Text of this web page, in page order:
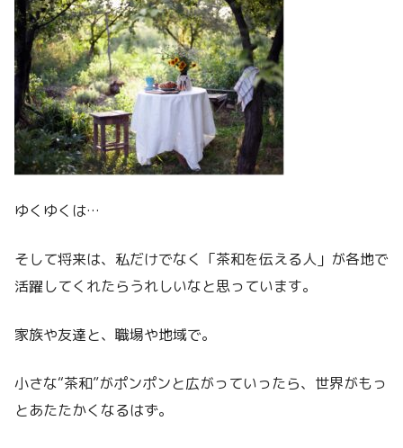
ゆくゆくは…
そして将来は、私だけでなく「茶和を伝える人」が各地で
活躍してくれたらうれしいなと思っています。
家族や友達と、職場や地域で。
小さな“茶和”がポンポンと広がっていったら、世界がもっ
とあたたかくなるはず。